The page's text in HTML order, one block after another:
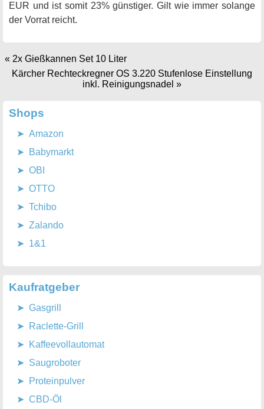
EUR und ist somit 23% günstiger. Gilt wie immer solange
der Vorrat reicht.
« 2x Gießkannen Set 10 Liter
Kärcher Rechteckregner OS 3.220 Stufenlose Einstellung
inkl. Reinigungsnadel »
Shops
Amazon
Babymarkt
OBI
OTTO
Tchibo
Zalando
1&1
Kaufratgeber
Gasgrill
Raclette-Grill
Kaffeevollautomat
Saugroboter
Proteinpulver
CBD-Öl